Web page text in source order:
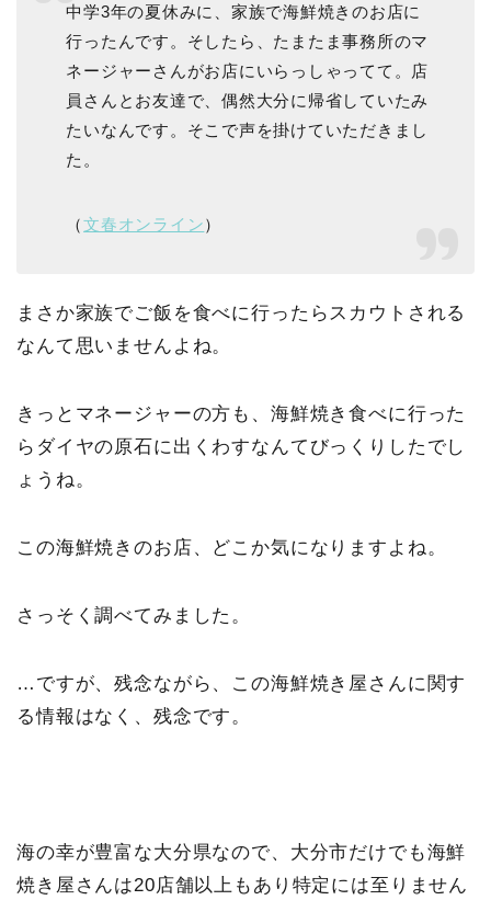
中学3年の夏休みに、家族で海鮮焼きのお店に
行ったんです。そしたら、たまたま事務所のマ
ネージャーさんがお店にいらっしゃってて。店
員さんとお友達で、偶然大分に帰省していたみ
たいなんです。そこで声を掛けていただきまし
た。
（文春オンライン）
まさか家族でご飯を食べに行ったらスカウトされる
なんて思いませんよね。
きっとマネージャーの方も、海鮮焼き食べに行った
らダイヤの原石に出くわすなんてびっくりしたでし
ょうね。
この海鮮焼きのお店、どこか気になりますよね。
さっそく調べてみました。
…ですが、残念ながら、この海鮮焼き屋さんに関す
る情報はなく、残念です。
海の幸が豊富な大分県なので、大分市だけでも海鮮
焼き屋さんは20店舗以上もあり特定には至りません